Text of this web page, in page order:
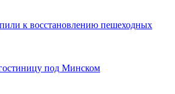
к восстановлению пешеходных
под Минском